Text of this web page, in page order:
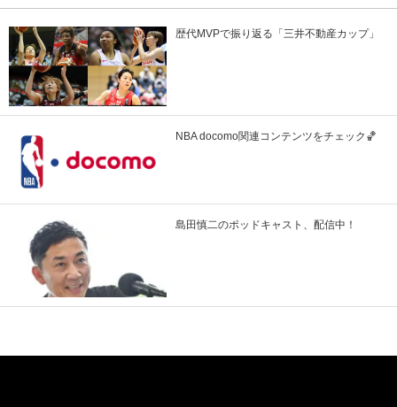
歴代MVPで振り返る「三井不動産カップ」
NBA docomo関連コンテンツをチェック🏀
島田慎二のポッドキャスト、配信中！